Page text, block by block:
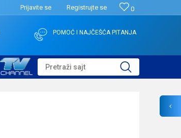
0
Prijavite se Registrujte se
POMOĆ I NAJČEŠĆA PITANJA
Pretraži sajt